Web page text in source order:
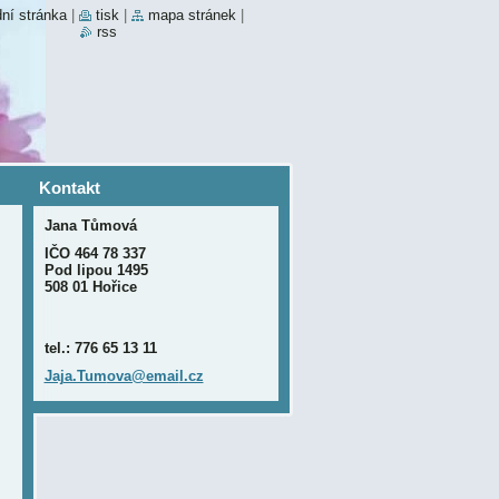
Kontakt
Jana Tůmová
IČO 464 78 337
Pod lipou 1495
508 01 Hořice
tel.: 776 65 13 11
Jaja.Tumova@emai l.cz
stránka tisk mapa stránek
rss